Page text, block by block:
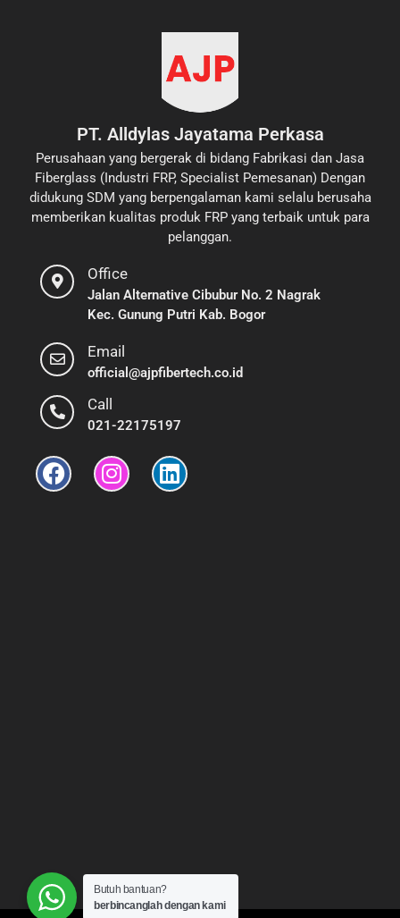
PT. Alldylas Jayatama Perkasa
Perusahaan yang bergerak di bidang Fabrikasi dan Jasa
Fiberglass (Industri FRP, Specialist Pemesanan) Dengan
didukung SDM yang berpengalaman kami selalu berusaha
memberikan kualitas produk FRP yang terbaik untuk para
pelanggan.
Office
Jalan Alternative Cibubur No. 2 Nagrak
Kec. Gunung Putri Kab. Bogor
Email
official@ajpfibertech.co.id
Call
021-22175197
Butuh bantuan?
berbincanglah dengan kami